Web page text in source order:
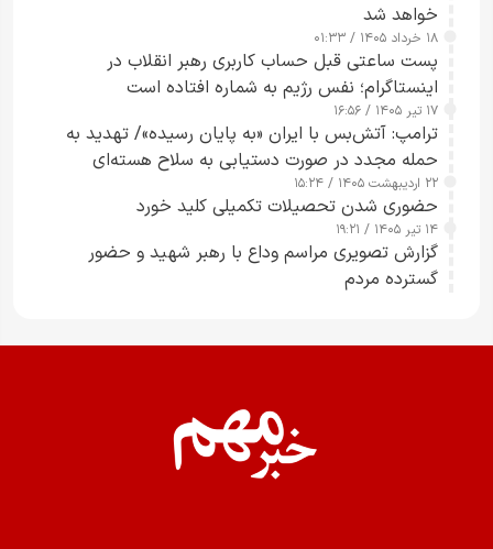
خواهد شد
۱۸ خرداد ۱۴۰۵ / ۰۱:۳۳
پست ساعتی قبل حساب کاربری رهبر انقلاب در
اینستاگرام؛ نفس رژیم به شماره افتاده است​
۱۷ تیر ۱۴۰۵ / ۱۶:۵۶
ترامپ: آتش‌بس با ایران «به پایان رسیده»/ تهدید به
حمله مجدد در صورت دستیابی به سلاح هسته‌ای
۲۲ اردیبهشت ۱۴۰۵ / ۱۵:۲۴
حضوری شدن تحصیلات تکمیلی کلید خورد
۱۴ تیر ۱۴۰۵ / ۱۹:۲۱
گزارش تصویری مراسم وداع با رهبر شهید و حضور
گسترده مردم